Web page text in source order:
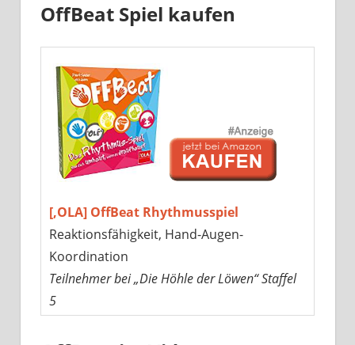
OffBeat Spiel kaufen
[‚OLA] OffBeat Rhythmusspiel
Reaktionsfähigkeit, Hand-Augen-
Koordination
Teilnehmer bei „Die Höhle der Löwen“ Staffel
5